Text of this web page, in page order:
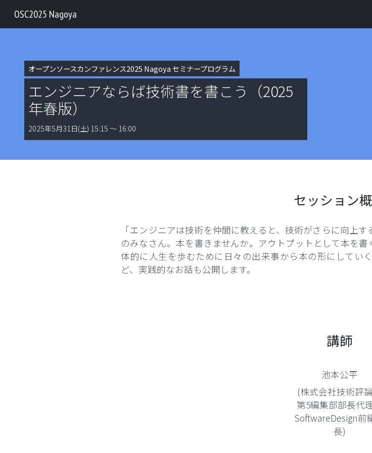
OSC2025 Nagoya
オープンソースカンファレンス2025 Nagoya セミナープログラム
エンジニアならば技術書を書こう（2025
年春版）
2025年5月31日(土) 15:15 〜 16:00
セッション
「エンジニアは技術を仲間に教えると、技術がさらに向上す
のみなさん。本を書きませんか。アウトプットとして本を
体的に人生を歩むために日々の出来事から本の形にしてい
ど、実践的なお話も公開します。
講師
池本公平
(株式会社技術評
第5編集部部長代
SoftwareDesign前
長)